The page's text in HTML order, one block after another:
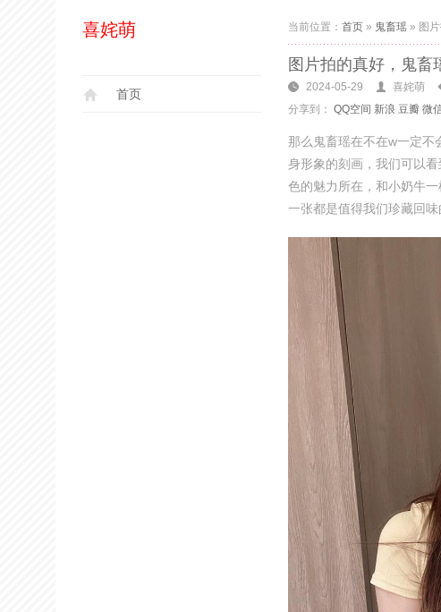
喜姹萌
首页
当前位置： 首页 » 鬼畜瑶 » 图
图片拍的真好，鬼畜
2024-05-29 喜姹萌
分享到： QQ空间 新浪 豆瓣 微
那么鬼畜瑶在不在w一定不
身形象的刻画，我们可以
色的魅力所在，和小奶牛
一张都是值得我们珍藏回